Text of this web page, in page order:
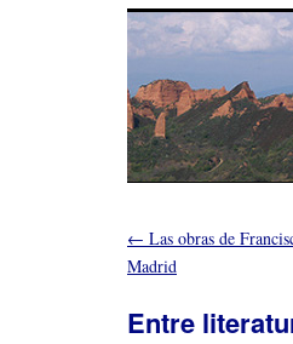
← Las obras de
Madrid
Entre